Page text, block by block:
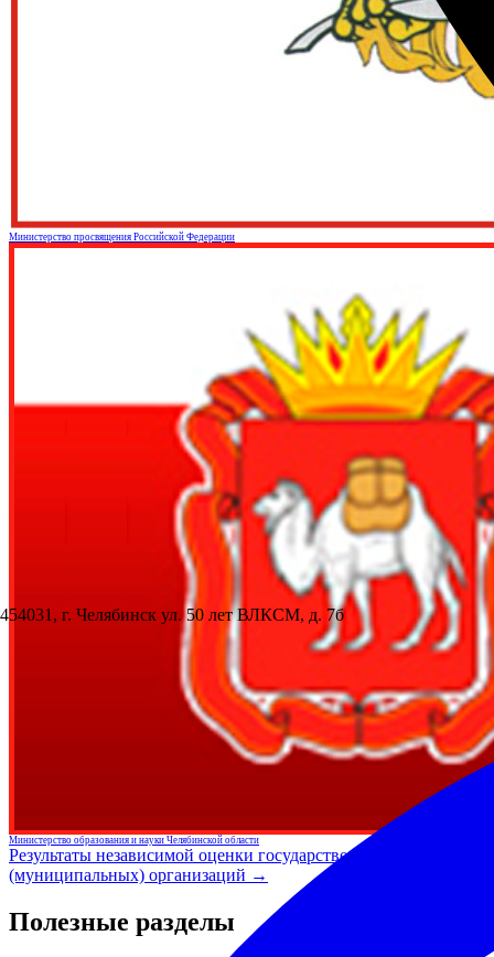
454031, г. Челябинск ул. 50 лет ВЛКСМ, д. 7б
Министерство просвящения Российской Федерации
Министерство образования и науки Челябинской области
Результаты независимой оценки государственных
(муниципальных) организаций →
Полезные разделы